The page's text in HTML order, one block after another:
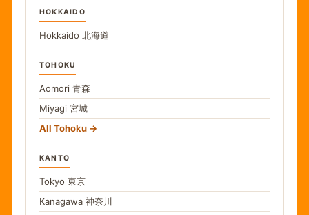
HOKKAIDO
Hokkaido 北海道
TOHOKU
Aomori 青森
Miyagi 宮城
All Tohoku
KANTO
Tokyo 東京
Kanagawa 神奈川